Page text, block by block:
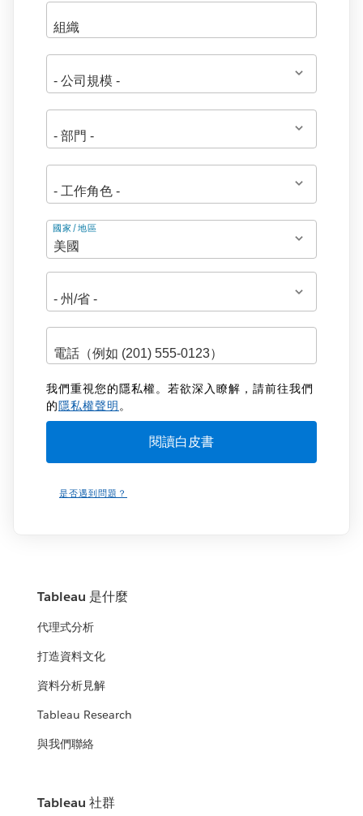
地
址
國家/地區
我們重視您的隱私權。若欲深入瞭解，請前往我們
的隱私權聲明 。
是否遇到問題？
Tableau 是什麼
代理式分析
打造資料文化
資料分析見解
Tableau Research
與我們聯絡
Tableau 社群